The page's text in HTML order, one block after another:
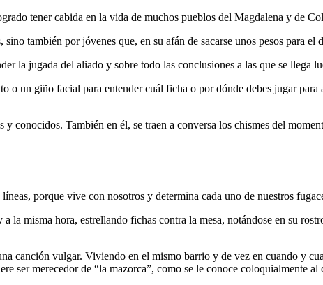
tener cabida en la vida de muchos pueblos del Magdalena y de
también por jóvenes que, en su afán de sacarse unos pesos para el
la jugada del aliado y sobre todo las conclusiones a las que se llega
un giño facial para entender cuál ficha o por dónde debes jugar
conocidos. También en él, se traen a conversa los chismes del
porque vive con nosotros y determina cada uno de nuestros
la misma hora, estrellando fichas contra la mesa, notándose en su
canción vulgar. Viviendo en el mismo barrio y de vez en cuando y
ser merecedor de “la mazorca”, como se le conoce coloquialmente al